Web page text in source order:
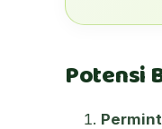
Potensi